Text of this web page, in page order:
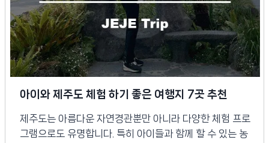
아이와 제주도 체험 하기 좋은 여행지 7곳 추천
제주도는 아름다운 자연경관뿐만 아니라 다양한 체험 프로
그램으로도 유명합니다. 특히 아이들과 함께 할 수 있는 농